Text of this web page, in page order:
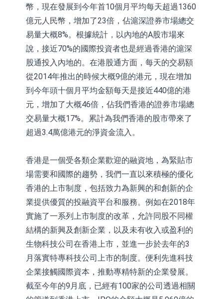
幣，現在發展到今年首10個月平均每天超過1360
億元人民幣，增加了23倍，佔滬深證券市場總交
易量大概8%。根據統計，以內地的A股市場來
說，接近70%的國際投資者也是經過香港的滬深
股通投入內地的。在港股通方面，每天的交易額
從2014年推出的時候大概9億的港元，現在增加
到今年頭十個月平均金額每天是接近440億的港
元，增加了大概46倍，佔我們香港的證券市場總
交易量大概17%。累計為我們香港的股市帶來了
超過3.4萬億港元的淨資金流入。
香港是一個受各類企業歡迎的融資地，為緊貼市
場需要和國際的趨勢，我們一直以來積極的優化
香港的上市制度，包括致力為新興的和創新的企
業提供優質的投融資平台和服務。例如在2018年
實施了一系列上市制度的改革，允許同股不同權
結構的新興及創新企業，以及未有收入或盈利的
生物科技公司在香港上市，並進一步於去年的3
月落實特專科技公司上市的制度。便利先進科技
企業接觸國際資本，推動專精特新的企業發展。
截至今年的9月底，已經有100家的公司透過相關